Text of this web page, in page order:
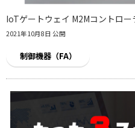
IoTゲートウェイ M2Mコントロ
2021年10月8日 公開
制御機器（FA）